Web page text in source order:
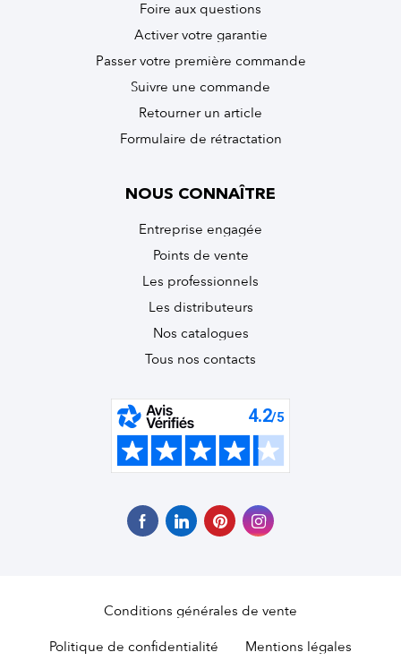
Foire aux questions
Activer votre garantie
Passer votre première commande
Suivre une commande
Retourner un article
Formulaire de rétractation
NOUS CONNAÎTRE
Entreprise engagée
Points de vente
Les professionnels
Les distributeurs
Nos catalogues
Tous nos contacts
Conditions générales de vente
Politique de confidentialité Mentions légales